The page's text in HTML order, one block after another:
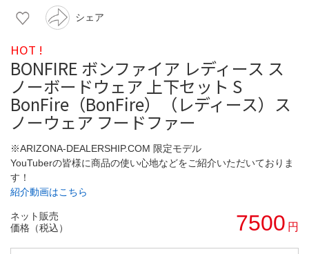
シェア
HOT !
BONFIRE ボンファイア レディース ス
ノーボードウェア 上下セット S
BonFire（BonFire）（レディース）ス
ノーウェア フードファー
※ARIZONA-DEALERSHIP.COM 限定モデル
YouTuberの皆様に商品の使い心地などをご紹介いただいておりま
す！
紹介動画はこちら
ネット販売
価格（税込）
7500 円